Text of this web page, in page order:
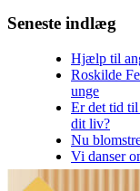
Seneste indlæg
Hjælp til
Roskilde
unge
Er det tid til
dit liv?
Nu
Vi danser